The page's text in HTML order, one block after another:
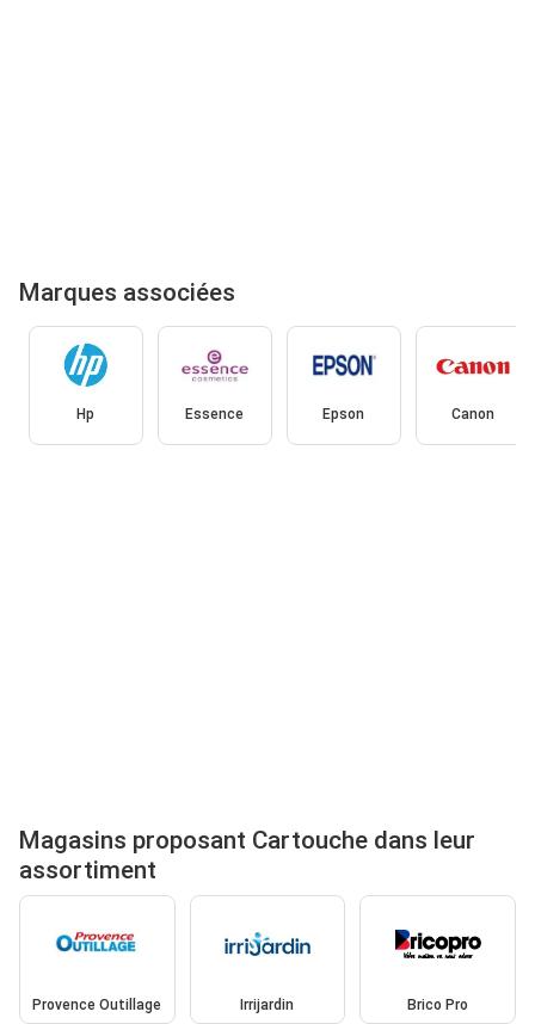
Marques associées
Hp Essence Epson Canon
Magasins proposant Cartouche dans leur
assortiment
Provence Outillage Irrijardin Brico Pro